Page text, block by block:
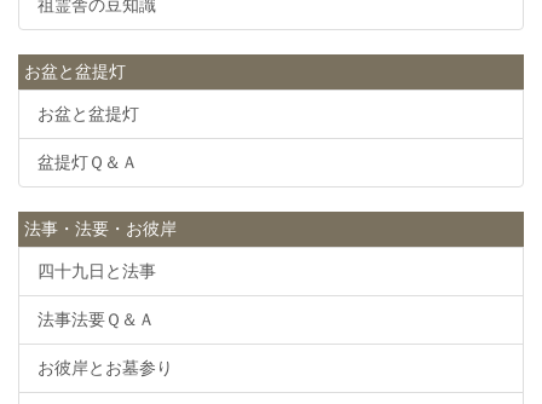
祖霊舎の豆知識
お盆と盆提灯
お盆と盆提灯
盆提灯Ｑ＆Ａ
法事・法要・お彼岸
四十九日と法事
法事法要Ｑ＆Ａ
お彼岸とお墓参り